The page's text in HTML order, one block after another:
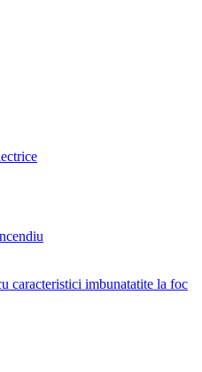
caracteristici imbunatatite la foc